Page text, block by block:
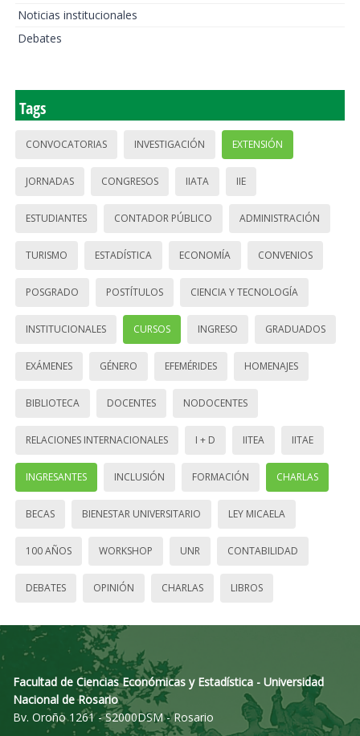
Noticias institucionales
Debates
Tags
CONVOCATORIAS INVESTIGACIÓN EXTENSIÓN
JORNADAS CONGRESOS IIATA IIE
ESTUDIANTES CONTADOR PÚBLICO ADMINISTRACIÓN
TURISMO ESTADÍSTICA ECONOMÍA CONVENIOS
POSGRADO POSTÍTULOS CIENCIA Y TECNOLOGÍA
INSTITUCIONALES CURSOS INGRESO GRADUADOS
EXÁMENES GÉNERO EFEMÉRIDES HOMENAJES
BIBLIOTECA DOCENTES NODOCENTES
RELACIONES INTERNACIONALES I + D IITEA IITAE
INGRESANTES INCLUSIÓN FORMACIÓN CHARLAS
BECAS BIENESTAR UNIVERSITARIO LEY MICAELA
100 AÑOS WORKSHOP UNR CONTABILIDAD
DEBATES OPINIÓN CHARLAS LIBROS
Facultad de Ciencias Económicas y Estadística - Universidad
Nacional de Rosario
Bv. Oroño 1261 - S2000DSM - Rosario